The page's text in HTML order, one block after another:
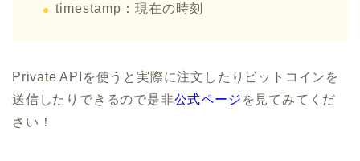
timestamp：現在の時刻
Private APIを使うと実際に注文したりビットコインを
送信したりできるので是非公式ページ を見てみてくだ
さい！